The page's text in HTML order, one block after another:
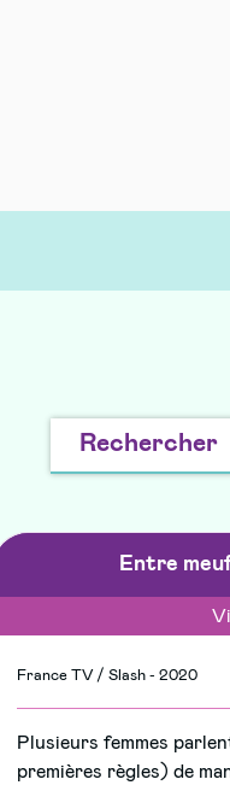
Rechercher
Entre
France TV / Slash - 2020
Plusieurs femmes
premières règles) de